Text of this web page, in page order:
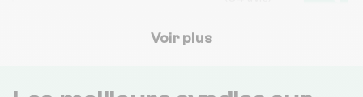
1 km
Voir plus